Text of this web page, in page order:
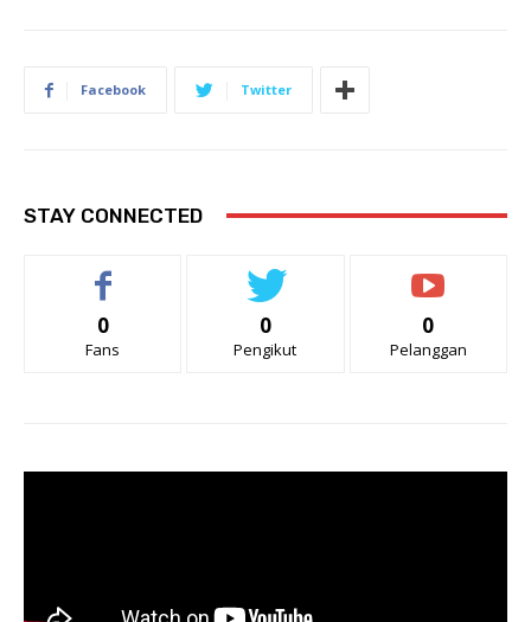
Facebook Twitter
STAY CONNECTED
0
Fans
0
Pengikut
0
Pelanggan